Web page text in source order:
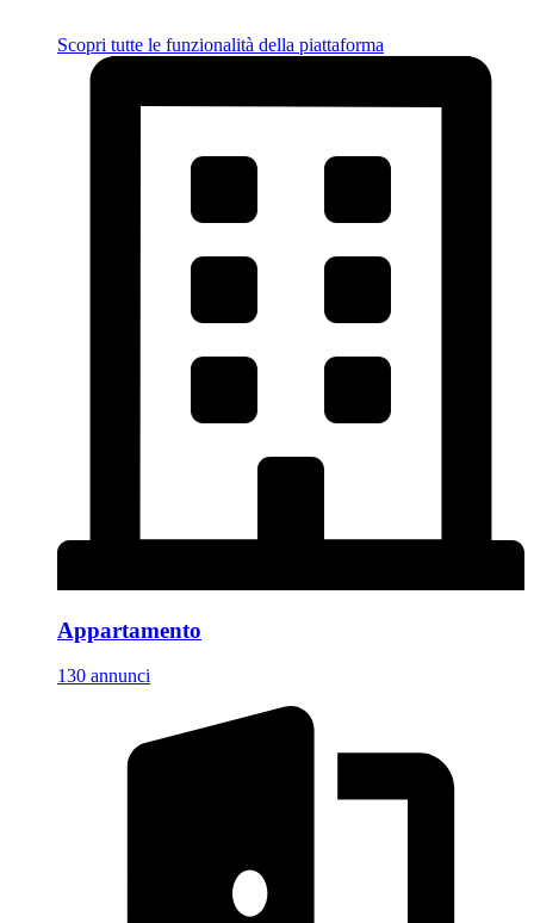
Scopri tutte le funzionalità della piattaforma
Appartamento
130 annunci